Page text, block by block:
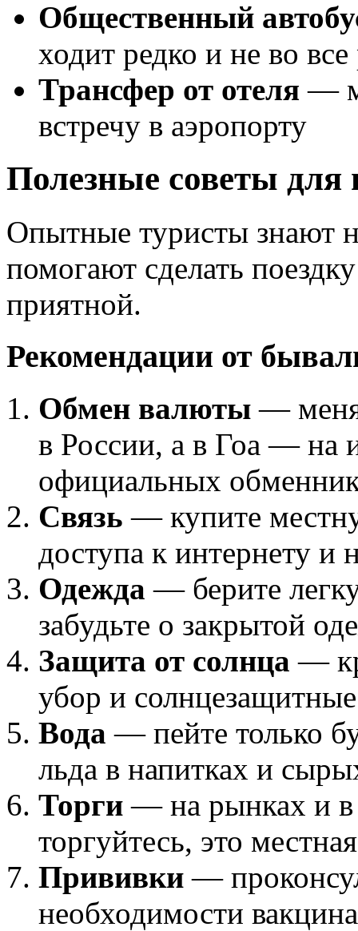
Общественный
ходит редко и не во
Трансфер от отеля —
встречу в аэропорту
Полезные советы для
Опытные туристы знают
помогают сделать
приятной.
Рекомендации от
Обмен валюты —
в России, а в Гоа — на
официальных
Связь — купите
доступа к интернету и
Одежда — берите
забудьте о закрытой
Защита от солнца —
убор и
Вода — пейте только
льда в напитках и
Торги — на рынках и в
торгуйтесь, это
Прививки —
необходимости